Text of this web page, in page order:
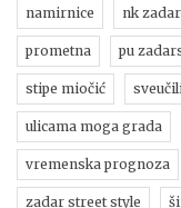
namirnice nk zadar
prometna pu
stipe miočić
ulicama moga grada
vremenska prognoza
zadar street style